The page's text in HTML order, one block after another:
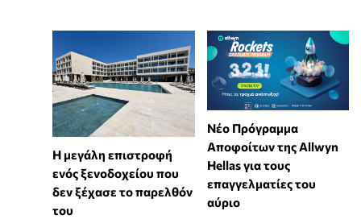
Η μεγάλη επιστροφή
ενός ξενοδοχείου που
δεν ξέχασε το παρελθόν
του
Νέο Πρόγραμμα
Αποφοίτων της Allwyn
Hellas για τους
επαγγελματίες του
αύριο